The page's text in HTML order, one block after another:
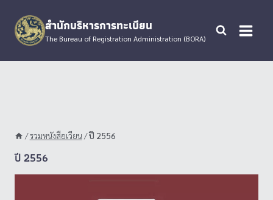
content
สำนักบริหารการทะเบียน
The Bureau of Registration Administration (BORA)
/รวมหนังสือเวียน/ปี 2556
ปี 2556